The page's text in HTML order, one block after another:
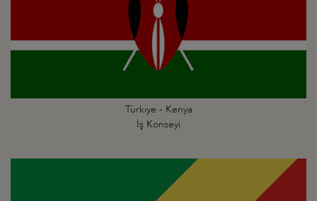
Türkiye - Kenya
İş Konseyi